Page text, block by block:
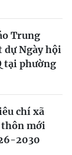
Trung
dự Ngày hội
tại phường
chí xã
mới
2030